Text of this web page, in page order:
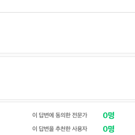
이 답변에 동의한 전문가 0명
이 답변을 추천한 사용자 0명